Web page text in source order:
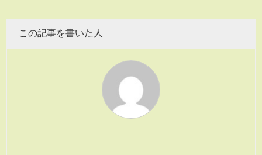
この記事を書いた人